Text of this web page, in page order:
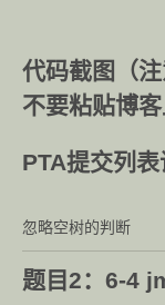
代码截图（
不要粘贴博客
PTA提交列表
忽略空树的判断
题目2：6-4